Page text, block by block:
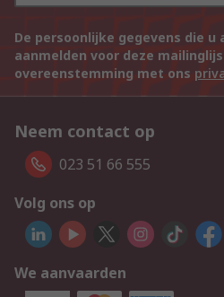
De persoonlijke gegevens die
aanmelden voor deze
overeenstemming met ons
Neem contact op
023 51 66 555
Volg ons op
We aanvaarden